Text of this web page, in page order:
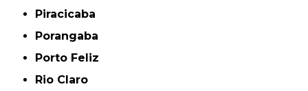
Piracicaba
Porangaba
Porto Feliz
Rio Claro